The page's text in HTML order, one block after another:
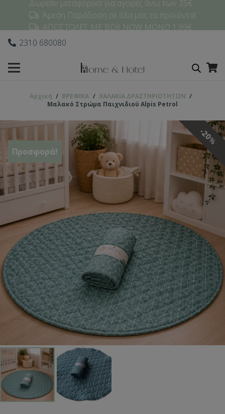
Δωρεάν μεταφορικά για αγορές άνω των 35€
Άμεση Παράδοση σε όλα μας τα προϊόντα!
ΑΠΟΣΤΟΛΕΣ ΜΕ BOX NOW ΜΟΝΟ 1,99€
2310 680080
Αρχική / ΒΡΕΦΙΚΑ / ΧΑΛΑΚΙΑ ΔΡΑΣΤΗΡΙΟΤΗΤΩΝ /
Μαλακό Στρώμα Παιχνιδιού Alpis Petrol
Προσφορά!
%
20